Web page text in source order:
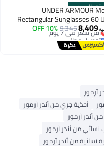
الرسمي
UNDER ARMOUR
Rectangular Sunglasses 60
8,409
9,345
10% OFF أقل سعر في 7 يوم
توصيل مجاني
أقل سعر في 7 يوم
آرمور
أحذية جري من أندر آرمور
أندر آرمور
من أندر آرمور
نسائية من أندر آرمور